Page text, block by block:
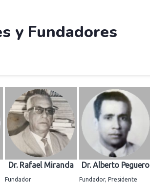
y Fundadores
Dr. Rafael Miranda
Fundador
Dr. Alberto Peguero
Fundador, Presidente